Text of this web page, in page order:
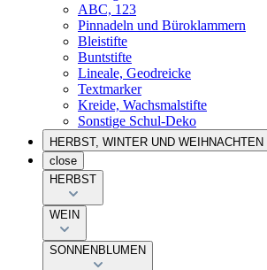
ABC, 123
Pinnadeln und Büroklammern
Bleistifte
Buntstifte
Lineale, Geodreicke
Textmarker
Kreide, Wachsmalstifte
Sonstige Schul-Deko
HERBST, WINTER UND WEIHNACHTEN
close
HERBST
WEIN
SONNENBLUMEN